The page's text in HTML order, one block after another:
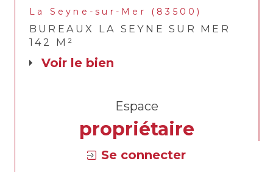
La Seyne-sur-Mer (83500)
BUREAUX LA SEYNE SUR MER
142 M²
voir le bien
Espace
propriétaire
Se connecter